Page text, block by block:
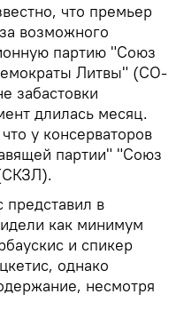
что премьер
возможного
партию "Союз
Литвы" (СО-
забастовки
длилась месяц.
у консерваторов
партии" "Союз
в
как минимум
и спикер
однако
несмотря